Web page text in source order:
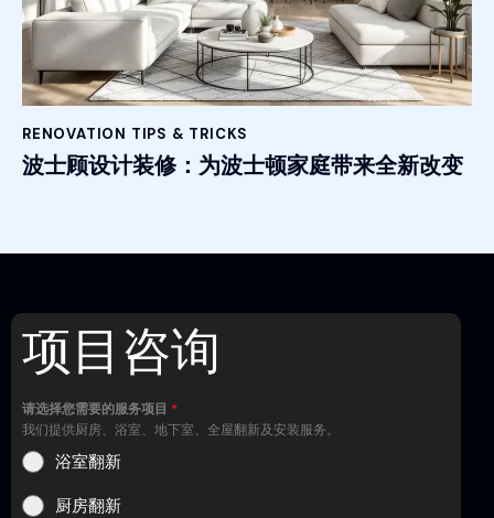
RENOVATION TIPS & TRICKS
波士顾设计装修：为波士顿家庭带来全新改变
项目咨询
请选择您需要的服务项目 *
我们提供厨房、浴室、地下室、全屋翻新及安装服务。
浴室翻新
厨房翻新